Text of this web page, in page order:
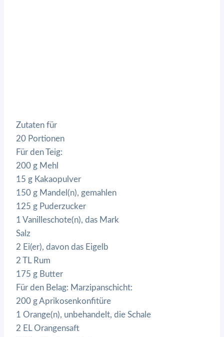
Zutaten für
20 Portionen
Für den Teig:
200 g Mehl
15 g Kakaopulver
150 g Mandel(n), gemahlen
125 g Puderzucker
1 Vanilleschote(n), das Mark
Salz
2 Ei(er), davon das Eigelb
2 TL Rum
175 g Butter
Für den Belag: Marzipanschicht:
200 g Aprikosenkonfitüre
1 Orange(n), unbehandelt, die Schale
2 EL Orangensaft